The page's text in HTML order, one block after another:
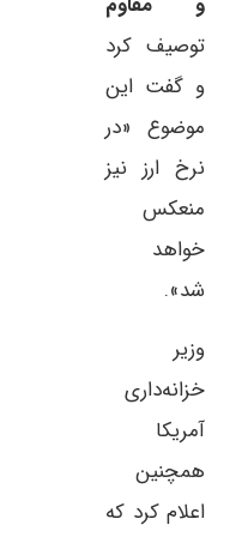
توصیف کرد
و گفت این
موضوع «در
نرخ ارز نیز
منعکس
خواهد
شد».
وزیر
خزانه‌داری
آمریکا
همچنین
اعلام کرد که